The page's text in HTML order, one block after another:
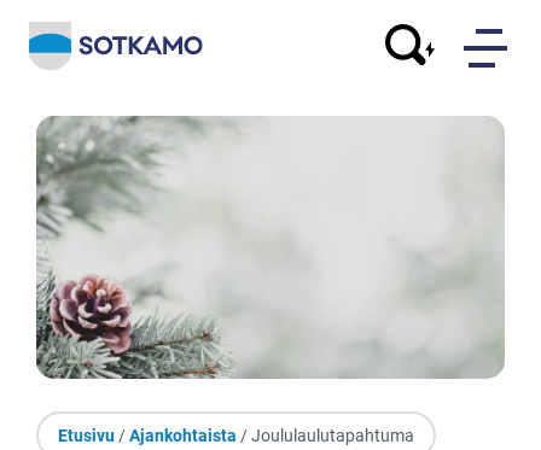
Etusivu /Ajankohtaista / Joululaulutapahtuma